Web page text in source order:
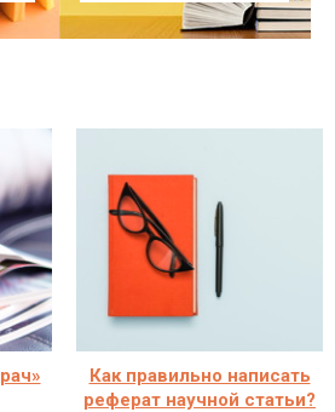
Как правильно написать
реферат научной статьи?